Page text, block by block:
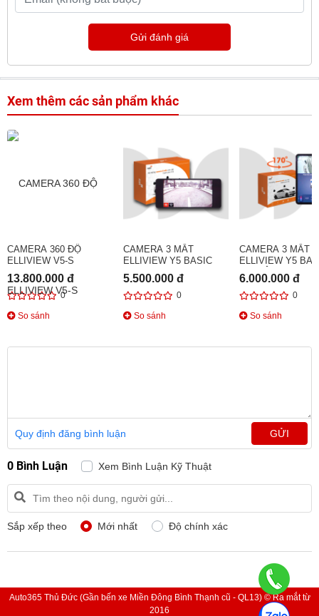
Gửi đánh giá
Xem thêm các sản phẩm khác
CAMERA 360 ĐỘ
ELLIVIEW V5-S
13.800.000 đ
0
So sánh
CAMERA 3 MẮT
ELLIVIEW Y5 BASIC
5.500.000 đ
0
So sánh
CAMERA 3 MẮT
ELLIVIEW Y5
170 ĐỘ
6.000.000 đ
0
So sánh
Quy định đăng bình luận GỬI
0 Bình Luận Xem Bình Luận Kỹ Thuật
Sắp xếp theo Mới nhất Độ chính xác
Auto365 Thủ Đức (Gần bến xe Miền Đông Bình Thạnh cũ - QL13) © Ra mắt từ
2016